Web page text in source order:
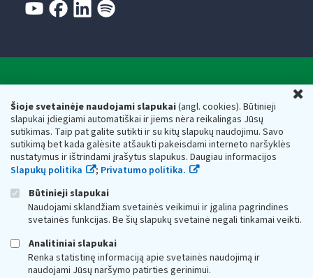
Šioje svetainėje naudojami slapukai(angl. cookies). Būtinieji
slapukai įdiegiami automatiškai ir jiems nėra reikalingas Jūsų
sutikimas. Taip pat galite sutikti ir su kitų slapukų naudojimu. Savo
sutikimą bet kada galėsite atšaukti pakeisdami interneto naršyklės
nustatymus ir ištrindami įrašytus slapukus. Daugiau informacijos
Slapukų politika
; Privatumo politika.
Būtinieji slapukai
Naudojami sklandžiam svetainės veikimui ir įgalina pagrindines
svetainės funkcijas. Be šių slapukų svetainė negali tinkamai veikti.
Analitiniai slapukai
Renka statistinę informaciją apie svetainės naudojimą ir
naudojami Jūsų naršymo patirties gerinimui.
Respublikos finansų ministerijos
Biudžetinė įstaiga. Juridinio asmens kodas — 188659752,
adresas: Vasario 16-osios g. 14, 01107 Vilnius, Lietuva, el.paštas:
vmi@vmi.lt, E. pristatymo dėžutės adresas 188659752
Duomenys apie Valstybinę mokesčių inspekciją prie Lietuvos
Respublikos finansų ministerijos kaupiami ir saugomi Juridinių